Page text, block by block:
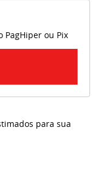
PagHiper ou Pix
para sua